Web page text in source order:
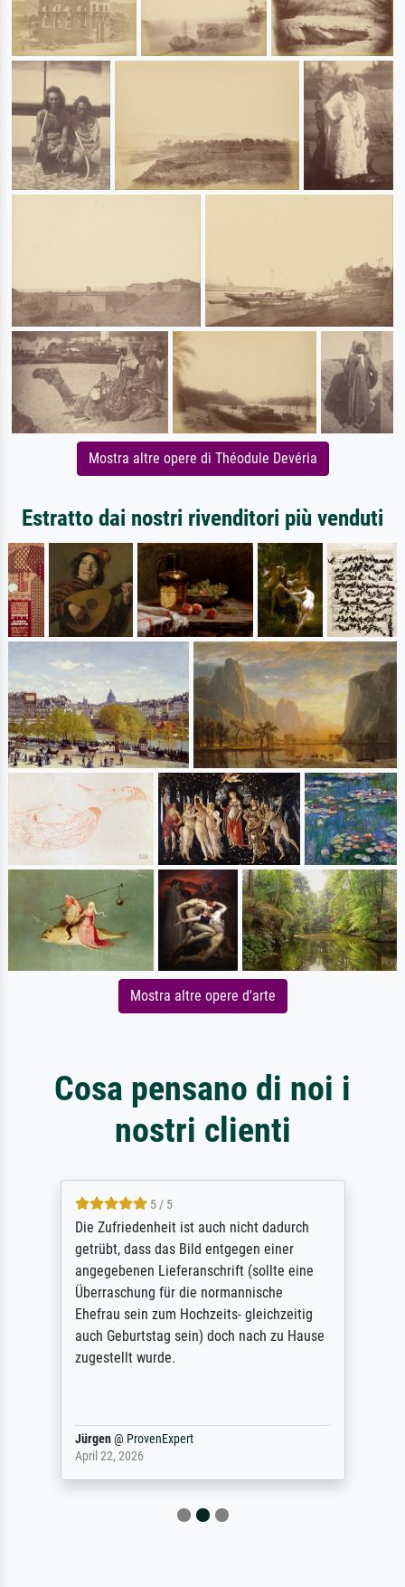
Mostra altre opere di Théodule Devéria
Estratto dai nostri rivenditori più venduti
Mostra altre opere d'arte
Cosa pensano di noi i
nostri clienti
5 / 5
Die Zufriedenheit ist auch nicht dadurch
getrübt, dass das Bild entgegen einer
angegebenen Lieferanschrift (sollte eine
Überraschung für die normannische
Ehefrau sein zum Hochzeits- gleichzeitig
auch Geburtstag sein) doch nach zu Hause
zugestellt wurde.
Jürgen@ ProvenExpert
April 22, 2026